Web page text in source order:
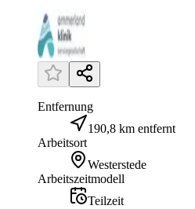
Entfernung
190,8 km entfernt
Arbeitsort
Westerstede
Arbeitszeitmodell
Teilzeit